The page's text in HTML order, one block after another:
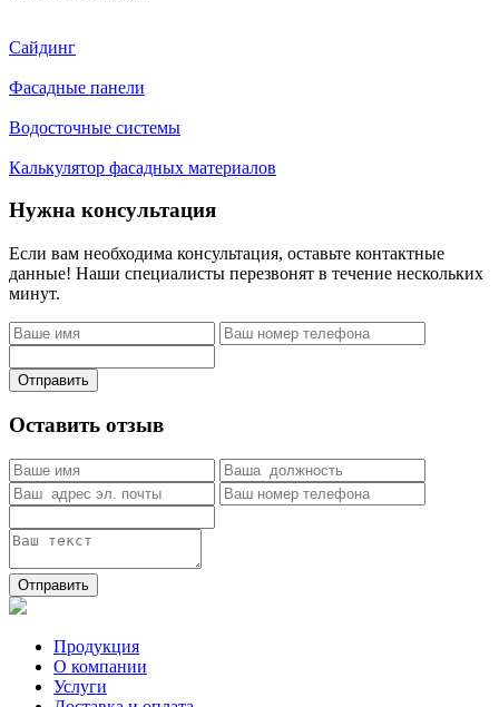
Сайдинг
Фасадные панели
Водосточные системы
Калькулятор фасадных материалов
Нужна консультация
Если вам необходима консультация, оставьте контактные
данные! Наши специалисты перезвонят в течение нескольких
минут.
Отправить
Оставить отзыв
Отправить
Продукция
О компании
Услуги